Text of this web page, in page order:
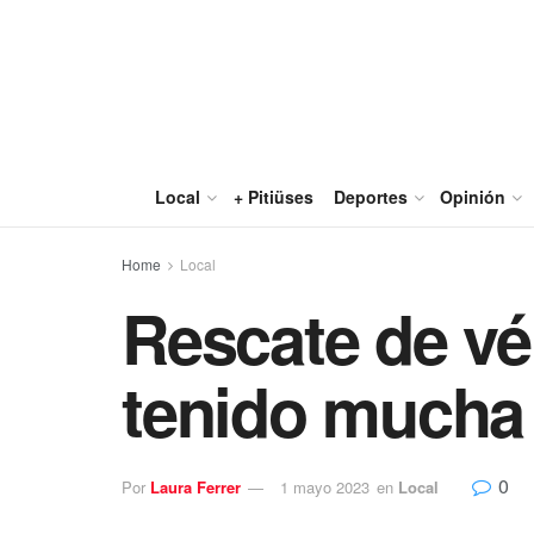
Local + Pitiüses Deportes Opinión
Home Local
Rescate de
tenido
Por Laura Ferrer 1 mayo 2023 en Local 0